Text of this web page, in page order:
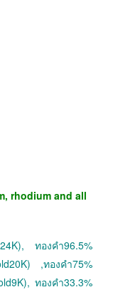
rhodium and all
ทองคำ96.5%
,ทองคำ75%
ทองคำ33.3%